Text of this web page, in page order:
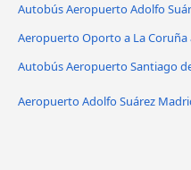
Autobús Aeropuerto Adolfo
Aeropuerto Oporto a La
Autobús Aeropuerto Santiago
Aeropuerto Adolfo Suárez